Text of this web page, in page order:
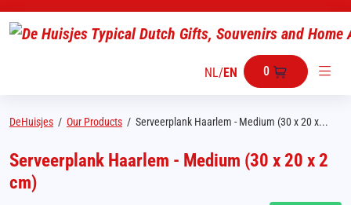
NL/EN 0
DeHuisjes / Our Products / Serveerplank Haarlem - Medium (30 x 20 x...
Serveerplank Haarlem - Medium (30 x 20 x 2
cm)